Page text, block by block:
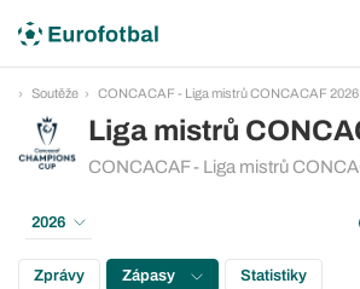
Soutěže CONCACAF - Liga mistrů CONCACAF 2026
Liga mistrů
CONCACAF - Liga mistrů
2026
Zprávy Zápasy Statistiky